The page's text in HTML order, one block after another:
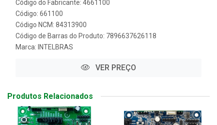
Código do Fabricante: 4661100
Código: 661100
Código NCM: 84313900
Código de Barras do Produto: 7896637626118
Marca: INTELBRAS
VER PREÇO
Produtos Relacionados